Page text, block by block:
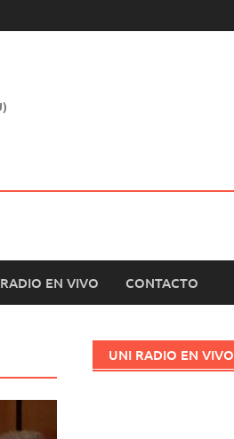
EN VIVO CONTACTO
UNI RADIO EN VIVO